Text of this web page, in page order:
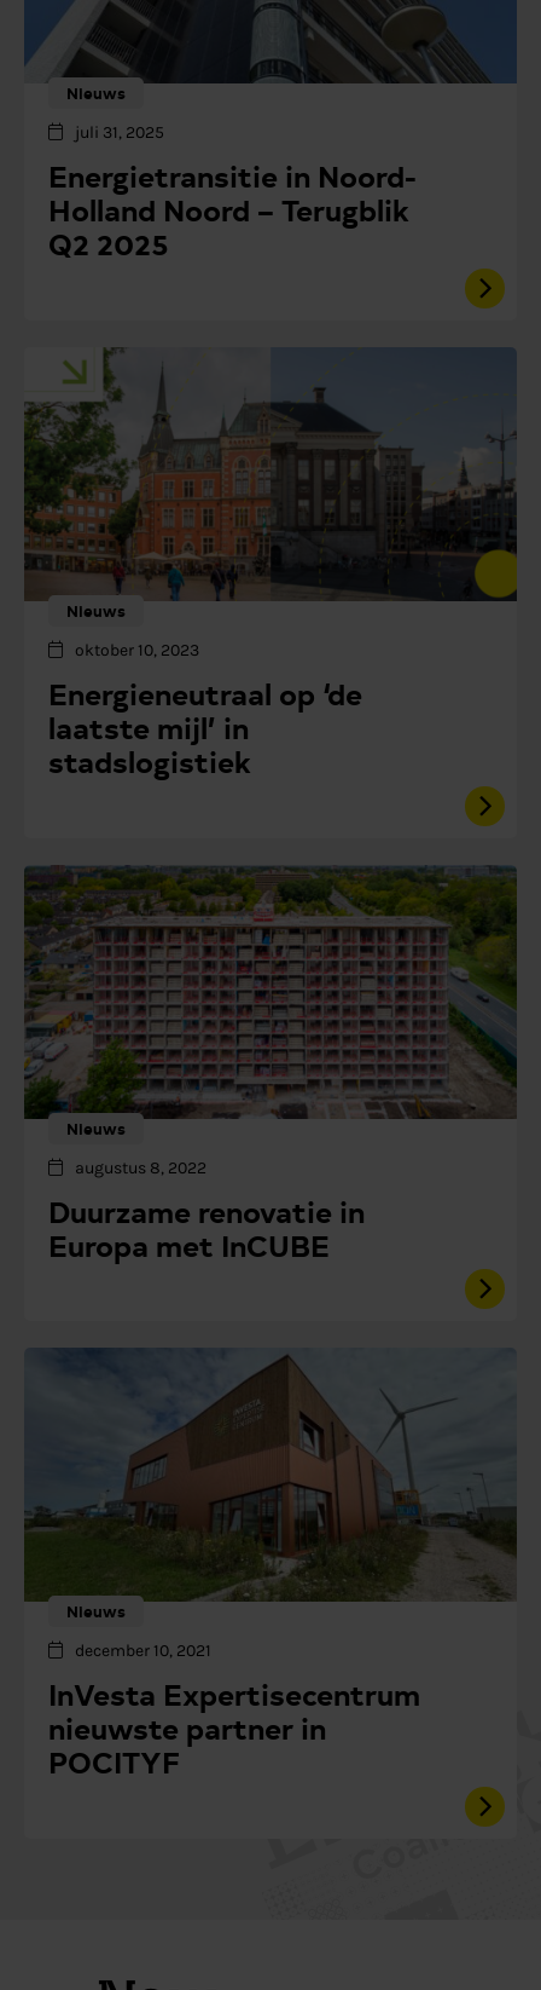
Nieuws
juli 31, 2025
Energietransitie in Noord-
Holland Noord – Terugblik
Q2 2025
Nieuws
oktober 10, 2023
Energieneutraal op ‘de
laatste mijl’ in
stadslogistiek
Nieuws
augustus 8, 2022
Duurzame renovatie in
Europa met InCUBE
Nieuws
december 10, 2021
InVesta Expertisecentrum
nieuwste partner in
POCITYF